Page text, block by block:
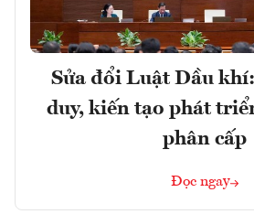
Sửa đổi Luật Dầu
duy, kiến tạo phát
phân cấp
Đọc ngay